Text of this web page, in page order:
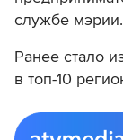
службе мэрии.
Ранее стало
в топ-10